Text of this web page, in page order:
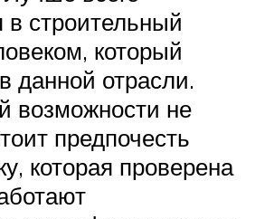
в строительный
который
данной отрасли.
возможности не
предпочесть
которая проверена